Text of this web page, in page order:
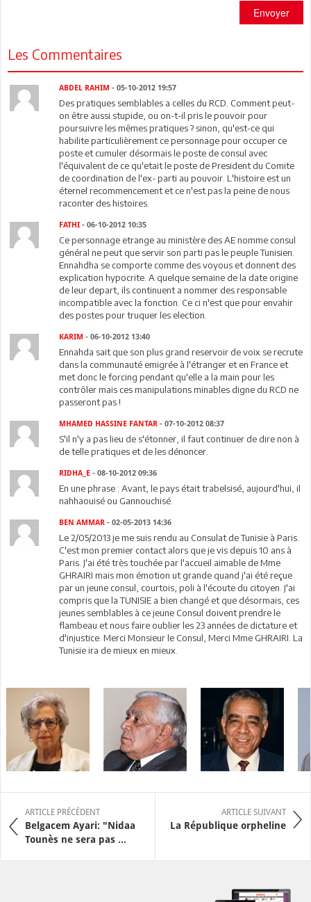
Envoyer
Les Commentaires
ABDEL RAHIM - 05-10-2012 19:57
Des pratiques semblables a celles du RCD. Comment peut-
on être aussi stupide, ou on-t-il pris le pouvoir pour
poursuivre les mêmes pratiques ? sinon, qu'est-ce qui
habilite particulièrement ce personnage pour occuper ce
poste et cumuler désormais le poste de consul avec
l'équivalent de ce qu'etait le poste de President du Comite
de coordination de l'ex- parti au pouvoir. L'histoire est un
éternel recommencement et ce n'est pas la peine de nous
raconter des histoires.
FATHI - 06-10-2012 10:35
Ce personnage etrange au ministère des AE nomme consul
général ne peut que servir son parti pas le peuple Tunisien.
Ennahdha se comporte comme des voyous et donnent des
explication hypocrite. A quelque semaine de la date origine
de leur depart, ils continuent a nommer des responsable
incompatible avec la fonction. Ce ci n'est que pour envahir
des postes pour truquer les election.
KARIM - 06-10-2012 13:40
Ennahda sait que son plus grand reservoir de voix se recrute
dans la communauté emigrée à l'étranger et en France et
met donc le forcing pendant qu'elle a la main pour les
contrôler mais ces manipulations minables digne du RCD ne
passeront pas !
MHAMED HASSINE FANTAR - 07-10-2012 08:37
S'il n'y a pas lieu de s'étonner, il faut continuer de dire non à
de telle pratiques et de les dénoncer.
RIDHA_E - 08-10-2012 09:36
En une phrase : Avant, le pays était trabelsisé, aujourd'hui, il
nahhaouisé ou Gannouchisé.
BEN AMMAR - 02-05-2013 14:36
Le 2/05/2013 je me suis rendu au Consulat de Tunisie à Paris.
C'est mon premier contact alors que je vis depuis 10 ans à
Paris. J'ai été très touchée par l'accueil aimable de Mme
GHRAIRI mais mon émotion ut grande quand j'ai été reçue
par un jeune consul, courtois, poli à l'écoute du citoyen. J'ai
compris que la TUNISIE a bien changé et que désormais, ces
jeunes semblables à ce jeune Consul doivent prendre le
flambeau et nous faire oublier les 23 années de dictature et
d'injustice. Merci Monsieur le Consul, Merci Mme GHRAIRI. La
Tunisie ira de mieux en mieux.
ARTICLE PRÉCÉDENT
Belgacem Ayari: "Nidaa
Tounès ne sera pas ...
ARTICLE SUIVANT
La République orpheline